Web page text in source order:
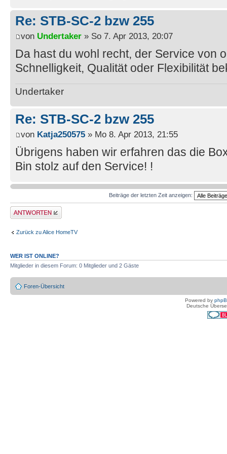
Re: STB-SC-2 bzw 255
von Undertaker » So 7. Apr 2013, 20:07
Da hast du wohl recht, der Service von
Schnelligkeit, Qualität oder Flexibilität
Undertaker
Re: STB-SC-2 bzw 255
von Katja250575 » Mo 8. Apr 2013, 21:55
Übrigens haben wir erfahren das die
Bin stolz auf den Service! !
Beiträge der letzten Zeit anzeigen:
Antwort erstellen
Zurück zu Alice HomeTV
WER IST ONLINE?
Mitglieder in diesem Forum: 0 Mitglieder und 2 Gäste
Foren-Übersicht
Powered by
Deutsche